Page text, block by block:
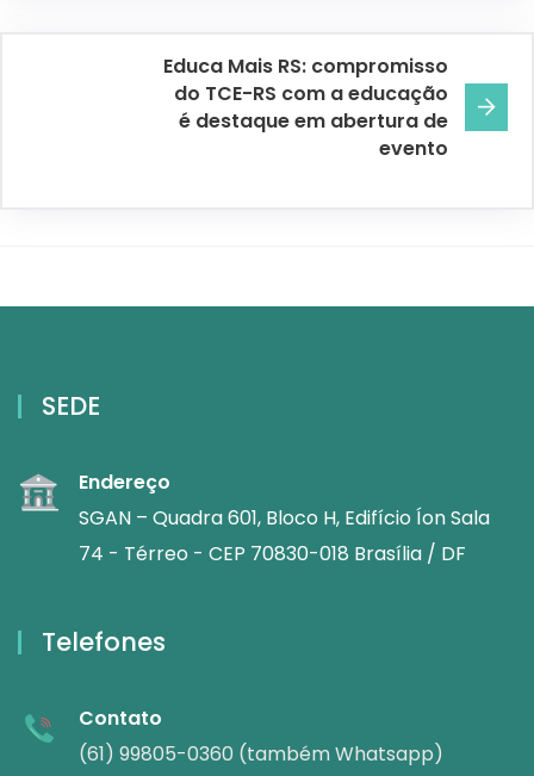
Educa Mais RS: compromisso
do TCE-RS com a educação
é destaque em abertura de
evento
SEDE
Endereço
SGAN – Quadra 601, Bloco H, Edifício Íon Sala
74 - Térreo - CEP 70830-018 Brasília / DF
Telefones
Contato
(61) 99805-0360 (também Whatsapp)